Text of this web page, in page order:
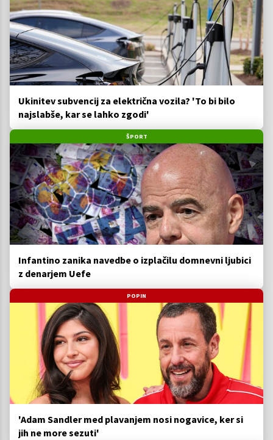
Ukinitev subvencij za električna vozila? 'To bi bilo
najslabše, kar se lahko zgodi'
ŠPORT
Infantino zanika navedbe o izplačilu domnevni ljubici
z denarjem Uefe
POPIN
'Adam Sandler med plavanjem nosi nogavice, ker si
jih ne more sezuti'